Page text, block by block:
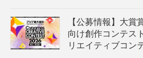
【公募情報】大賞
向け創作コンテス
リエイティブコン